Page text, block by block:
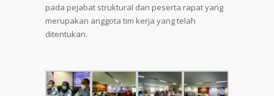
pada pejabat struktural dan peserta rapat yang
merupakan anggota tim kerja yang telah
ditentukan.